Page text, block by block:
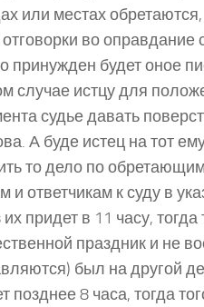
или местах
отговорки во оправдание
принужден будет оное
случае истцу для
судье давать
А буде истец на тот
то дело по
и ответчикам к суду в
их придет в 11 часу,
праздник и не
был на другой
позднее 8 часа, тогда